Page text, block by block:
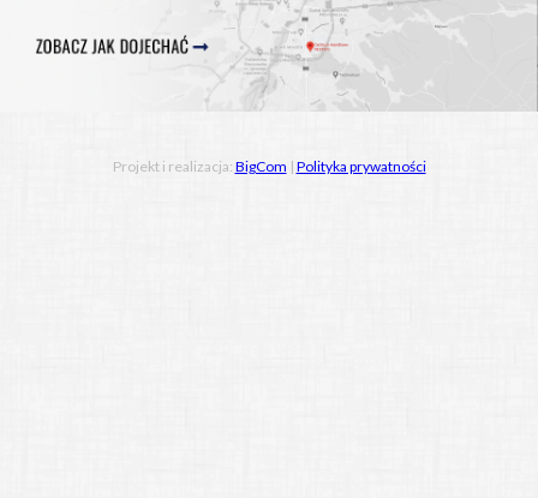
Projekt i realizacja: BigCom | Polityka prywatności